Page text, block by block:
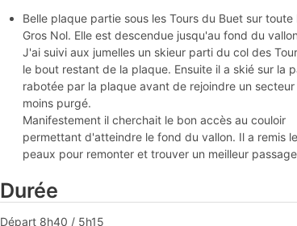
Belle plaque partie sous les Tours du Buet sur
Gros Nol. Elle est descendue jusqu'au fond du
J'ai suivi aux jumelles un skieur parti du col des
le bout restant de la plaque. Ensuite il a skié sur la
rabotée par la plaque avant de rejoindre un secteur
moins purgé.
Manifestement il cherchait le bon accès au couloir
permettant d'atteindre le fond du vallon. Il a remis
peaux pour remonter et trouver un meilleur
Durée
Départ 8h40 / 5h15